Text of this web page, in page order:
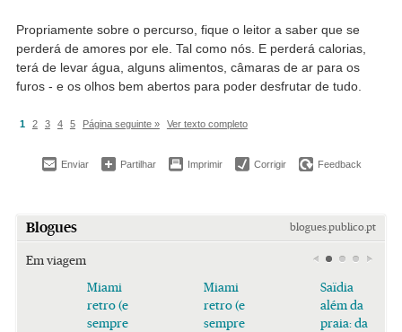
Propriamente sobre o percurso, fique o leitor a saber que se
perderá de amores por ele. Tal como nós. E perderá calorias,
terá de levar água, alguns alimentos, câmaras de ar para os
furos - e os olhos bem abertos para poder desfrutar de tudo.
1 2 3 4 5 Página seguinte » Ver texto completo
Enviar Partilhar Imprimir Corrigir Feedback
Blogues blogues.publico.pt
Em viagem
Miami
retro (e
sempre
Miami
retro (e
sempre
Saïdia
além da
praia: da